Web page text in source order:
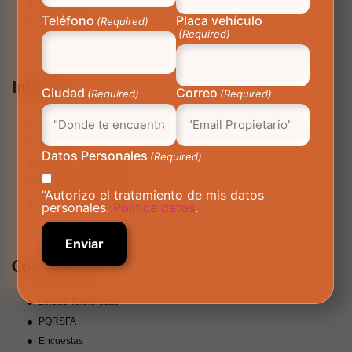
Corporativo
Manual Gráfico
Intranet
SIGA
Cuponera
Requerimientos Internos
Indicadores Power BI
Hallazgos Infraestructura
Contáctanos
Líneas Telefónicas
PQRSFA
Encuestas
Teléfono (Required) Placa vehículo
(Required)
Ciudad (Required) Correo (Required)
Datos Personales (Required)
“Autorizo el tratamiento de mis datos
personales. Politica datos.